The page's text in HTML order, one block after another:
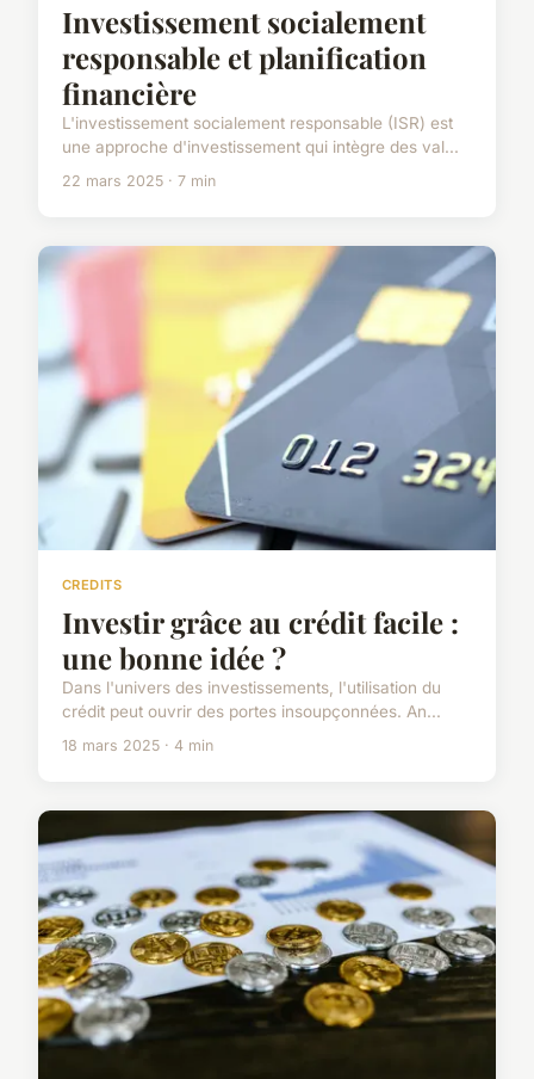
Investissement socialement
responsable et planification
financière
L'investissement socialement responsable (ISR) est
une approche d'investissement qui intègre des val...
22 mars 2025 · 7 min
CREDITS
Investir grâce au crédit facile :
une bonne idée ?
Dans l'univers des investissements, l'utilisation du
crédit peut ouvrir des portes insoupçonnées. An...
18 mars 2025 · 4 min